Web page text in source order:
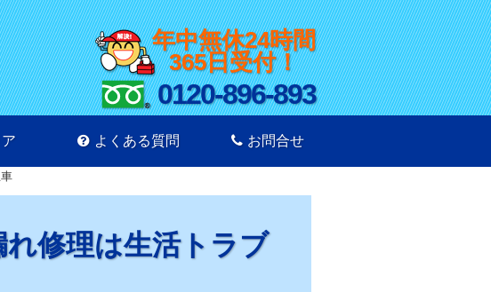
年中無休24時間
365日受付！
0120-896-893
よくある質問 お問合せ
修理は生活トラブ